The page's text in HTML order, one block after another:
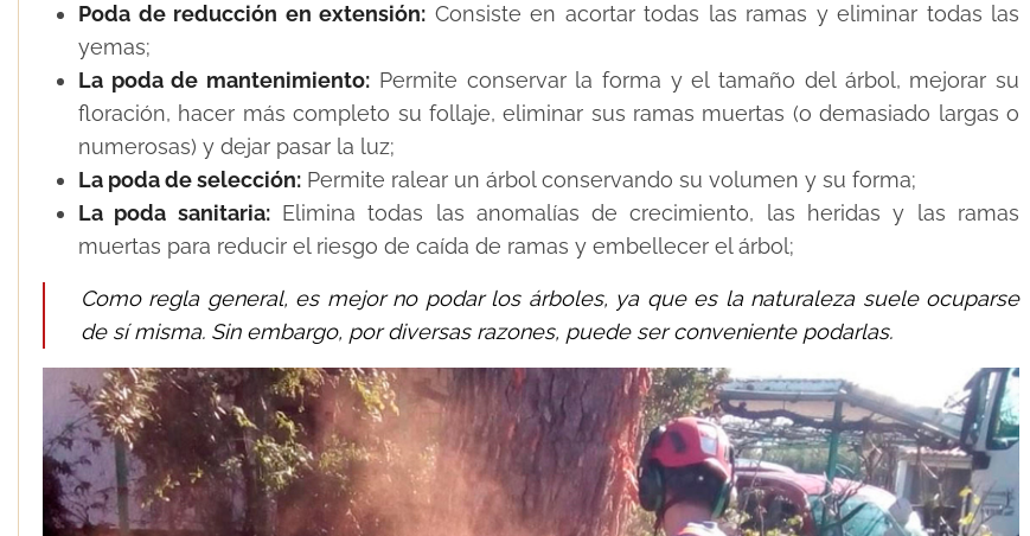
Poda de reducción en extensión: Consiste en acortar todas las ramas y eliminar todas las
yemas;
La poda de mantenimiento: Permite conservar la forma y el tamaño del árbol, mejorar su
floración, hacer más completo su follaje, eliminar sus ramas muertas (o demasiado largas o
numerosas) y dejar pasar la luz;
La poda de selección: Permite ralear un árbol conservando su volumen y su forma;
La poda sanitaria:Elimina todas las anomalías de crecimiento, las heridas y las ramas
muertas para reducir el riesgo de caída de ramas y embellecer el árbol;
Como regla general, es mejor no podar los árboles, ya que es la naturaleza suele ocuparse
de sí misma. Sin embargo, por diversas razones, puede ser conveniente podarlas.